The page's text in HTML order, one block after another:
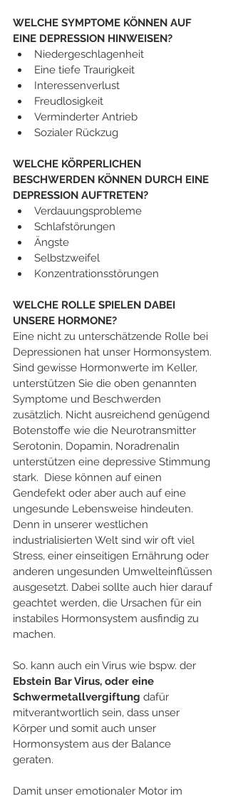
WELCHE SYMPTOME KÖNNEN AUF
EINE DEPRESSION HINWEISEN?
Niedergeschlagenheit
Eine tiefe Traurigkeit
Interessenverlust
Freudlosigkeit
Verminderter Antrieb
Sozialer Rückzug
WELCHE KÖRPERLICHEN
BESCHWERDEN KÖNNEN DURCH EINE
DEPRESSION AUFTRETEN?
Verdauungsprobleme
Schlafstörungen
Ängste
Selbstzweifel
Konzentrationsstörungen
WELCHE ROLLE SPIELEN DABEI
UNSERE HORMONE?
Eine nicht zu unterschätzende Rolle bei
Depressionen hat unser Hormonsystem.
Sind gewisse Hormonwerte im Keller,
unterstützen Sie die oben genannten
Symptome und Beschwerden
zusätzlich. Nicht ausreichend genügend
Botenstoffe wie die Neurotransmitter
Serotonin, Dopamin, Noradrenalin
unterstützen eine depressive Stimmung
stark.  Diese können auf einen
Gendefekt oder aber auch auf eine
ungesunde Lebensweise hindeuten.
Denn in unserer westlichen
industrialisierten Welt sind wir oft viel
Stress, einer einseitigen Ernährung oder
anderen ungesunden Umwelteinflüssen
ausgesetzt. Dabei sollte auch hier darauf
geachtet werden, die Ursachen für ein
instabiles Hormonsystem ausfindig zu
machen.
So. kann auch ein Virus wie bspw. der
Ebstein Bar Virus, oder eine
Schwermetallvergiftung dafür
mitverantwortlich sein, dass unser
Körper und somit auch unser
Hormonsystem aus der Balance
geraten.
Damit unser emotionaler Motor im